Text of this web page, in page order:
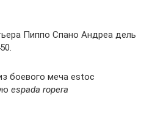
Пиппо Спано Андреа дель
боевого меча estoc
espada ropera